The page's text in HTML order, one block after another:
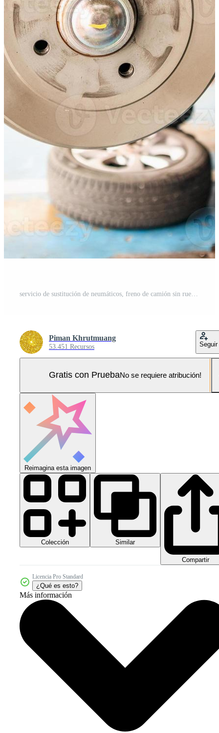
Piman Khrutmuang
53.451 Recursos Seguir
Gratis con PruebaNo se requiere atribución!
Reimagina esta imagen
Colección Similar
Compartir
Licencia Pro Standard
¿Qué es esto?
Más información